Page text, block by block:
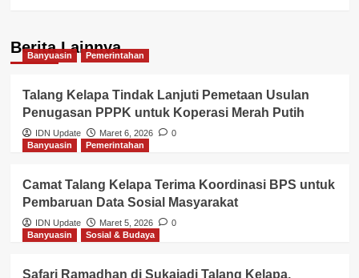
Berita Lainnya
Banyuasin Pemerintahan
Talang Kelapa Tindak Lanjuti Pemetaan Usulan
Penugasan PPPK untuk Koperasi Merah Putih
IDN Update Maret 6, 2026
0
Banyuasin
Pemerintahan
Camat Talang Kelapa Terima Koordinasi BPS untuk
Pembaruan Data Sosial Masyarakat
IDN Update Maret 5, 2026
0
Banyuasin
Sosial & Budaya
Safari Ramadhan di Sukajadi Talang Kelapa,